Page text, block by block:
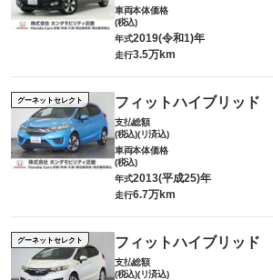
車両本体価格
(税込)
年式2019(令和1)年
走行3.5万km
グーネットセレクト フィットハイブリッド
支払総額
(税込)(リ済込)
車両本体価格
(税込)
年式2013(平成25)年
走行6.7万km
グーネットセレクト フィットハイブリッド
支払総額
(税込)(リ済込)